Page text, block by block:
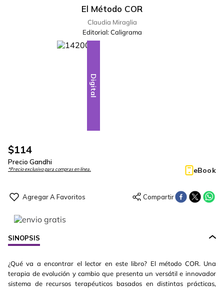
El Método COR
Claudia Miraglia
Editorial: Caligrama
Digital
$114
Precio Gandhi
*Precio exclusivo para compras en línea. eBook
SINOPSIS
¿Qué va a encontrar el lector en este libro? El método COR. Una
terapia de evolución y cambio que presenta un versátil e innovador
sistema de recursos terapéuticos basados en distintas prácticas,